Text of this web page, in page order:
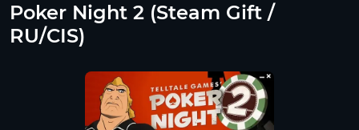
Poker Night 2 (Steam Gift /
RU/CIS)